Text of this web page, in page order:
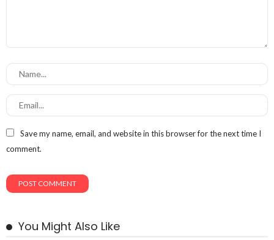
Save my name, email, and website in this browser for the next time I
comment.
You Might Also Like